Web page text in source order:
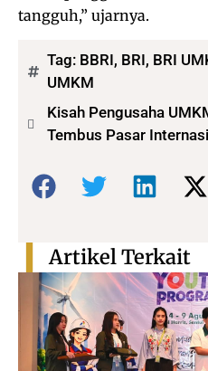
tangguh,” ujarnya.
Tag: BBRI, BRI, BRI
UMKM
Kisah Pengusaha
Tembus Pasar
Bagikan:
Artikel Terkait